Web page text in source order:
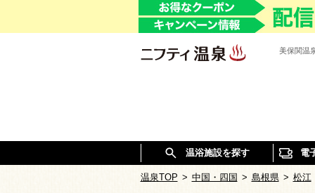
美保関温
温浴施設を探す 電
温泉TOP > 中国・四国 > 島根県 > 松江